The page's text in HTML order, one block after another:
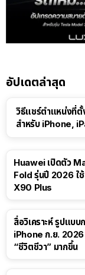
อัปเดตล่าสุด
วิธีแชร์ตำแหน่งที่ตั้
สำหรับ iPhone,
Huawei เปิดตัว
Fold รุ่นปี 2026 ใ
X90 Plus
สื่อวิเคราะห์ รูปแบบ
iPhone ก.ย. 2026
“ชีวิตชีวา” มากขึ้น